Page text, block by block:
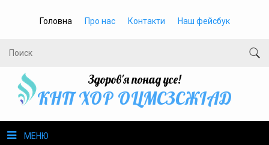
Головна Про нас Контакти Наш фейсбук
Здоров'я понад усе!
КНП ХОР ОЦМСЗСЖIАД
МЕНЮ